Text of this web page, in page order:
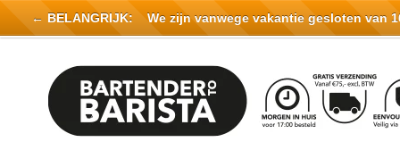
← BELANGRIJK: We zijn vanwege vakantie gesloten van